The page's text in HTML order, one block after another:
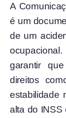
A
é um
de um
garantir
direitos
estabilidade
alta do INSS